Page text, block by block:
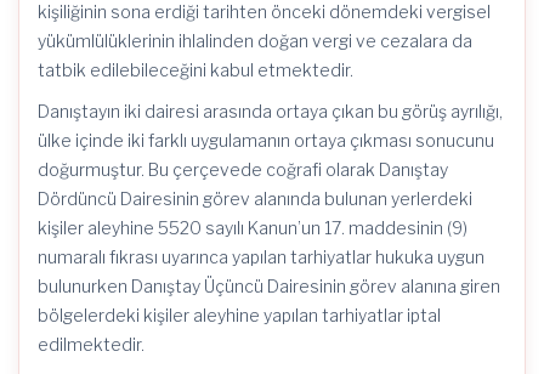
kişiliğinin sona erdiği tarihten önceki dönemdeki vergisel
yükümlülüklerinin ihlalinden doğan vergi ve cezalara da
tatbik edilebileceğini kabul etmektedir.
Danıştayın iki dairesi arasında ortaya çıkan bu görüş ayrılığı,
ülke içinde iki farklı uygulamanın ortaya çıkması sonucunu
doğurmuştur. Bu çerçevede coğrafi olarak Danıştay
Dördüncü Dairesinin görev alanında bulunan yerlerdeki
kişiler aleyhine 5520 sayılı Kanun’un 17. maddesinin (9)
numaralı fıkrası uyarınca yapılan tarhiyatlar hukuka uygun
bulunurken Danıştay Üçüncü Dairesinin görev alanına giren
bölgelerdeki kişiler aleyhine yapılan tarhiyatlar iptal
edilmektedir.